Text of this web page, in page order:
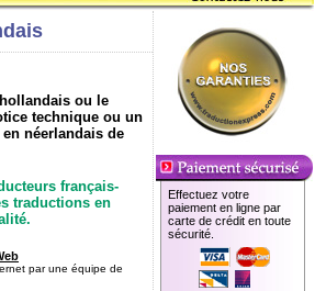
Effectuez votre
paiement en ligne par
carte de crédit en toute
sécurité.
ou le
technique ou un
néerlandais de
français-
traductions en
par une équipe de